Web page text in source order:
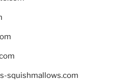
squishmallows.com